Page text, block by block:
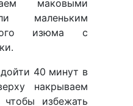
маковыми
маленьким
изюма с
40 минут в
накрываем
избежать